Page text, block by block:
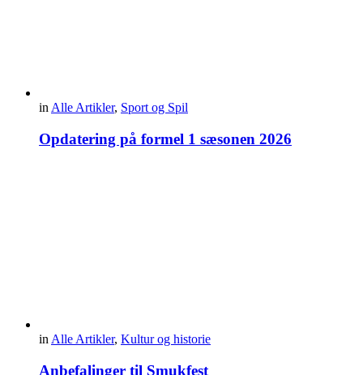
in Alle Artikler, Sport og Spil
Opdatering på formel 1 sæsonen 2026
in Alle Artikler, Kultur og historie
Anbefalinger til Smukfest